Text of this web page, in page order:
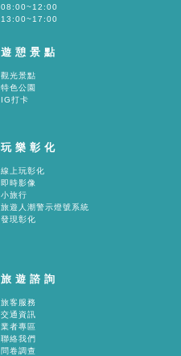
08:00~12:00
13:00~17:00
遊憩景點
觀光景點
特色公園
IG打卡
玩樂彰化
線上玩彰化
即時影像
小旅行
旅遊人潮警示燈號系統
發現彰化
旅遊諮詢
旅客服務
交通資訊
業者專區
聯絡我們
問卷調查